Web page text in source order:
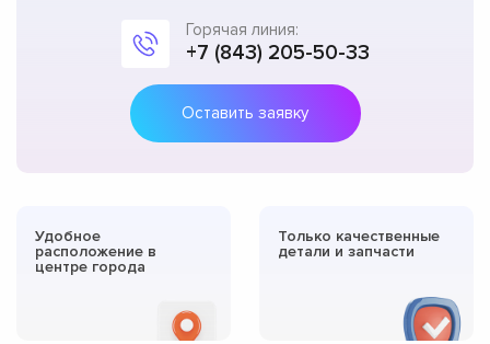
Горячая линия:
+7 (843) 205-50-33
Оставить заявку
Удобное
расположение в
центре города
Только качественные
детали и запчасти